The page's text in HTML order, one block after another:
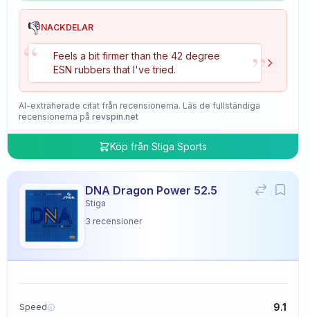
👎NACKDELAR
“
Feels a bit firmer than the 42 degree
ESN rubbers that I've tried.
”
AI-extraherade citat från recensionerna. Läs de fullständiga
recensionerna på revspin.net
Köp från Stiga Sports
DNA Dragon Power 52.5
Stiga
3 recensioner
Speed 9.1